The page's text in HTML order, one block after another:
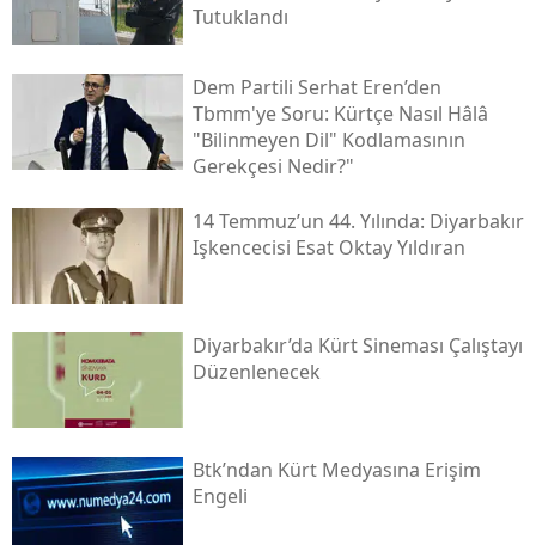
Tutuklandı
Dem Partili Serhat Eren’den
Tbmm'ye Soru: Kürtçe Nasıl Hâlâ
"bilinmeyen Dil" Kodlamasının
Gerekçesi Nedir?"
14 Temmuz’un 44. Yılında: Diyarbakır
Işkencecisi Esat Oktay Yıldıran
Diyarbakır’da Kürt Sineması Çalıştayı
Düzenlenecek
Btk’ndan Kürt Medyasına Erişim
Engeli